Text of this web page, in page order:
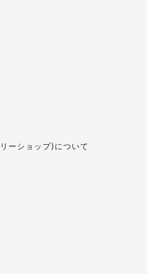
ーショップ)について